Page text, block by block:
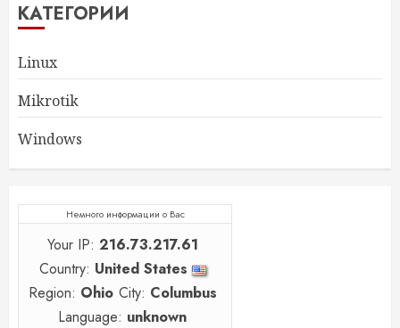
КАТЕГОРИИ
Linux
Mikrotik
Windows
Немного информации о Вас
Your IP: 216.73.217.61
Country: United States
Region: Ohio City: Columbus
Language: unknown